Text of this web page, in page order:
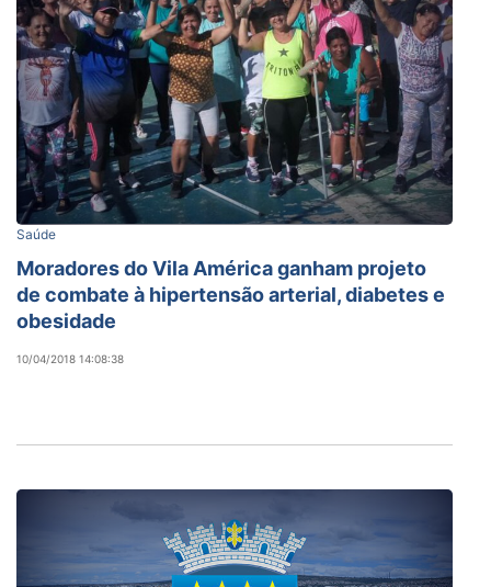
Saúde
Moradores do Vila América ganham projeto
de combate à hipertensão arterial, diabetes e
obesidade
10/04/2018 14:08:38